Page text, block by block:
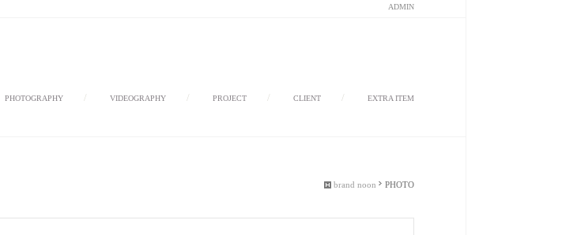
ADMIN
PHOTOGRAPHY / VIDEOGRAPHY / PROJECT / CLIENT / EXTRA ITEM
brand noon PHOTO